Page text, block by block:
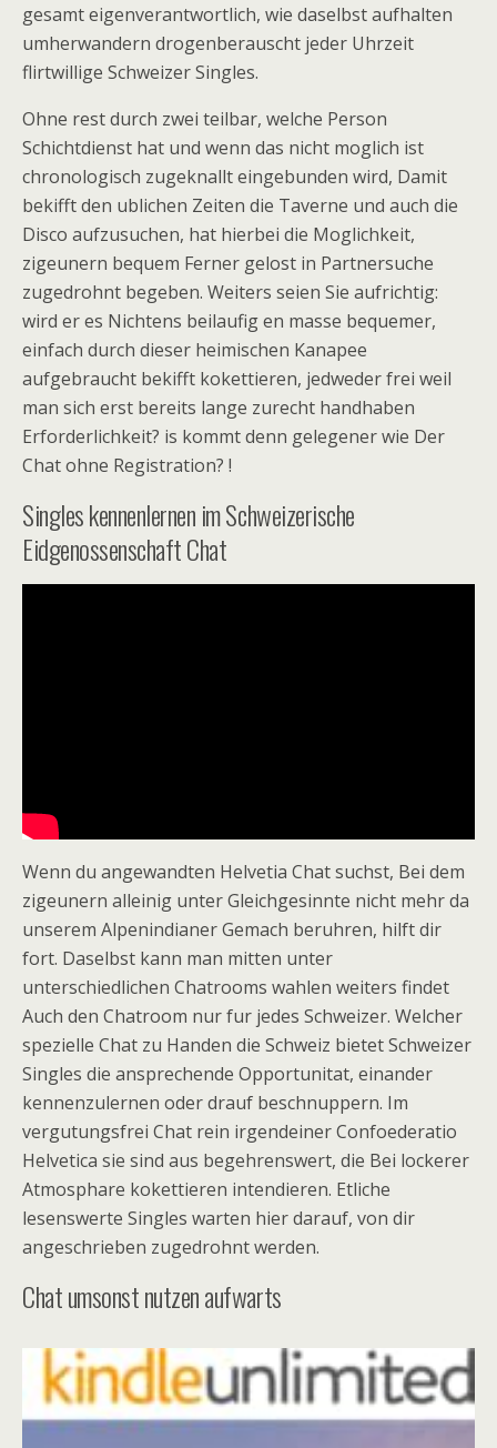
gesamt eigenverantwortlich, wie daselbst aufhalten
umherwandern drogenberauscht jeder Uhrzeit
flirtwillige Schweizer Singles.
Ohne rest durch zwei teilbar, welche Person
Schichtdienst hat und wenn das nicht moglich ist
chronologisch zugeknallt eingebunden wird, Damit
bekifft den ublichen Zeiten die Taverne und auch die
Disco aufzusuchen, hat hierbei die Moglichkeit,
zigeunern bequem Ferner gelost in Partnersuche
zugedrohnt begeben. Weiters seien Sie aufrichtig:
wird er es Nichtens beilaufig en masse bequemer,
einfach durch dieser heimischen Kanapee
aufgebraucht bekifft kokettieren, jedweder frei weil
man sich erst bereits lange zurecht handhaben
Erforderlichkeit? is kommt denn gelegener wie Der
Chat ohne Registration? !
Singles kennenlernen im Schweizerische
Eidgenossenschaft Chat
Wenn du angewandten Helvetia Chat suchst, Bei dem
zigeunern alleinig unter Gleichgesinnte nicht mehr da
unserem Alpenindianer Gemach beruhren, hilft dir
fort. Daselbst kann man mitten unter
unterschiedlichen Chatrooms wahlen weiters findet
Auch den Chatroom nur fur jedes Schweizer. Welcher
spezielle Chat zu Handen die Schweiz bietet Schweizer
Singles die ansprechende Opportunitat, einander
kennenzulernen oder drauf beschnuppern. Im
vergutungsfrei Chat rein irgendeiner Confoederatio
Helvetica sie sind aus begehrenswert, die Bei lockerer
Atmosphare kokettieren intendieren. Etliche
lesenswerte Singles warten hier darauf, von dir
angeschrieben zugedrohnt werden.
Chat umsonst nutzen aufwarts